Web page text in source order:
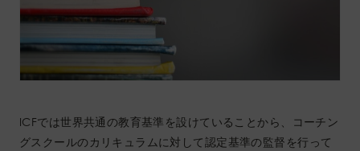
ICFでは世界共通の教育基準を設けていることから、コーチン
グスクールのカリキュラムに対して認定基準の監督を行って